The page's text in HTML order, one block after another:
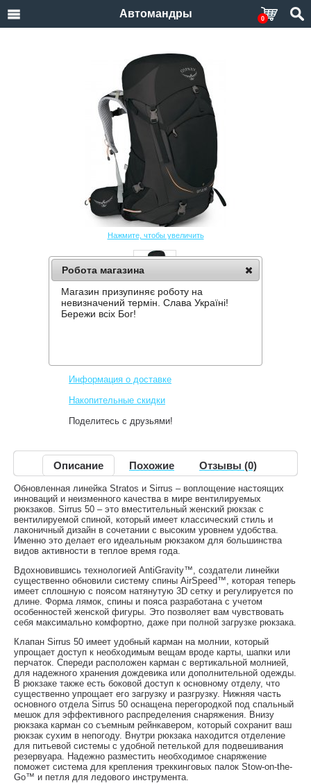
Автомандры 0
Нажмите, чтобы увеличить
РЮКЗАК OSPREY SIRRUS 50
Информация о доставке
Накопительные скидки
Поделитесь с друзьями!
Описание Похожие Отзывы (0)
Обновленная линейка Stratos и Sirrus – воплощение настоящих
инноваций и неизменного качества в мире вентилируемых
рюкзаков. Sirrus 50 – это вместительный женский рюкзак с
вентилируемой спиной, который имеет классический стиль и
лаконичный дизайн в сочетании с высоким уровнем удобства.
Именно это делает его идеальным рюкзаком для большинства
видов активности в теплое время года.
Вдохновившись технологией AntiGravity™, создатели линейки
существенно обновили систему спины AirSpeed™, которая теперь
имеет сплошную с поясом натянутую 3D сетку и регулируется по
длине. Форма лямок, спины и пояса разработана с учетом
особенностей женской фигуры. Это позволяет вам чувствовать
себя максимально комфортно, даже при полной загрузке рюкзака.
Клапан Sirrus 50 имеет удобный карман на молнии, который
упрощает доступ к необходимым вещам вроде карты, шапки или
перчаток. Спереди расположен карман с вертикальной молнией,
для надежного хранения дождевика или дополнительной одежды.
В рюкзаке также есть боковой доступ к основному отделу, что
существенно упрощает его загрузку и разгрузку. Нижняя часть
основного отдела Sirrus 50 оснащена перегородкой под спальный
мешок для эффективного распределения снаряжения. Внизу
рюкзака карман со съемным рейнкавером, который сохранит ваш
рюкзак сухим в непогоду. Внутри рюкзака находится отделение
для питьевой системы с удобной петелькой для подвешивания
резервуара. Надежно разместить необходимое снаряжение
поможет система для крепления треккинговых палок Stow-on-the-
Go™ и петля для ледового инструмента.
Робота магазина
Магазин призупиняє роботу на
невизначений термін. Слава Україні!
Бережи всіх Бог!